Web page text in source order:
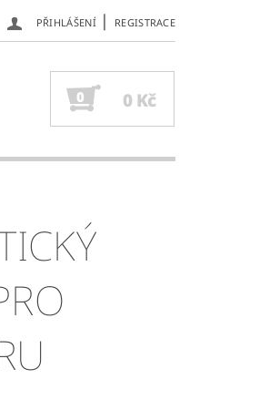
PŘIHLÁŠENÍ | REGISTRACE
0 0 Kč